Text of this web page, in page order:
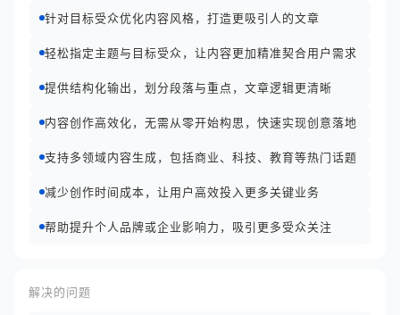
针对目标受众优化内容风格，打造更吸引人的文章
轻松指定主题与目标受众，让内容更加精准契合用户需求
提供结构化输出，划分段落与重点，文章逻辑更清晰
内容创作高效化，无需从零开始构思，快速实现创意落地
支持多领域内容生成，包括商业、科技、教育等热门话题
减少创作时间成本，让用户高效投入更多关键业务
帮助提升个人品牌或企业影响力，吸引更多受众关注
解决的问题